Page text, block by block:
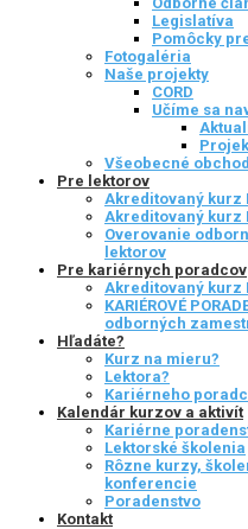
Legislatíva
Pomôcky
Fotogaléria
Naše projekty
CORD
Učíme sa
Všeobecné
Pre lektorov
Akreditovaný kurz
Akreditovaný kurz
Overovanie
lektorov
Pre kariérnych poradcov
Akreditovaný kurz
KARIÉROVÉ
odborných
Hľadáte?
Kurz na mieru?
Lektora?
Kariérneho
Kalendár kurzov a aktivít
Kariérne
Lektorské školenia
Rôzne kurzy,
konferencie
Poradenstvo
Kontakt